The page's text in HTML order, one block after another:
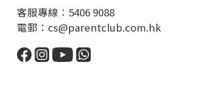
客服專線：5406 9088
電郵：cs@parentclub.com.hk